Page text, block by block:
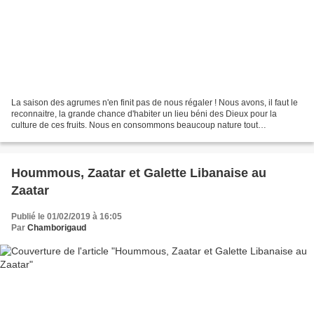
La saison des agrumes n'en finit pas de nous régaler ! Nous avons, il faut le
reconnaitre, la grande chance d'habiter un lieu béni des Dieux pour la
culture de ces fruits. Nous en consommons beaucoup nature tout
Hoummous, Zaatar et Galette Libanaise au
Zaatar
Publié le 01/02/2019 à 16:05
Par Chamborigaud